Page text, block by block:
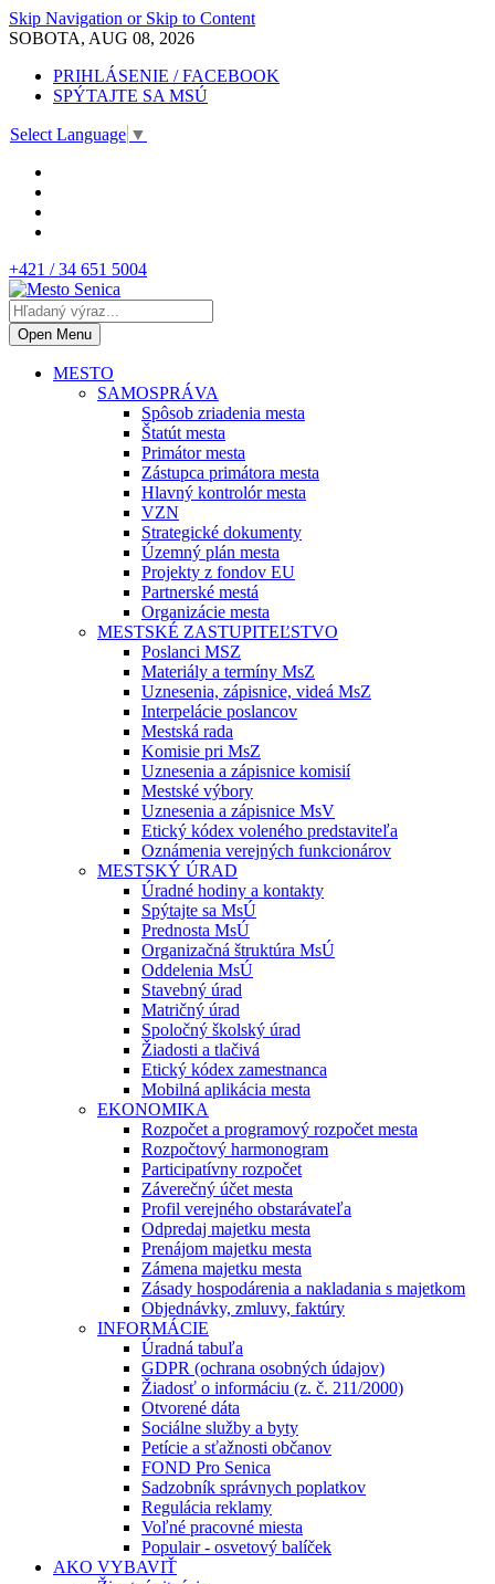
Skip Navigation or Skip to Content
SOBOTA, AUG 08, 2026
PRIHLÁSENIE / FACEBOOK
SPÝTAJTE SA MSÚ
Select Language ▼
+421 / 34 651 5004
Open Menu
MESTO
SAMOSPRÁVA
Spôsob zriadenia mesta
Štatút mesta
Primátor mesta
Zástupca primátora mesta
Hlavný kontrolór mesta
VZN
Strategické dokumenty
Územný plán mesta
Projekty z fondov EU
Partnerské mestá
Organizácie mesta
MESTSKÉ ZASTUPITEĽSTVO
Poslanci MSZ
Materiály a termíny MsZ
Uznesenia, zápisnice, videá MsZ
Interpelácie poslancov
Mestská rada
Komisie pri MsZ
Uznesenia a zápisnice komisií
Mestské výbory
Uznesenia a zápisnice MsV
Etický kódex voleného predstaviteľa
Oznámenia verejných funkcionárov
MESTSKÝ ÚRAD
Úradné hodiny a kontakty
Spýtajte sa MsÚ
Prednosta MsÚ
Organizačná štruktúra MsÚ
Oddelenia MsÚ
Stavebný úrad
Matričný úrad
Spoločný školský úrad
Žiadosti a tlačivá
Etický kódex zamestnanca
Mobilná aplikácia mesta
EKONOMIKA
Rozpočet a programový rozpočet mesta
Rozpočtový harmonogram
Participatívny rozpočet
Záverečný účet mesta
Profil verejného obstarávateľa
Odpredaj majetku mesta
Prenájom majetku mesta
Zámena majetku mesta
Zásady hospodárenia a nakladania s majetkom
Objednávky, zmluvy, faktúry
INFORMÁCIE
Úradná tabuľa
GDPR (ochrana osobných údajov)
Žiadosť o informáciu (z. č. 211/2000)
Otvorené dáta
Sociálne služby a byty
Petície a sťažnosti občanov
FOND Pro Senica
Sadzobník správnych poplatkov
Regulácia reklamy
Voľné pracovné miesta
Populair - osvetový balíček
AKO VYBAVIŤ